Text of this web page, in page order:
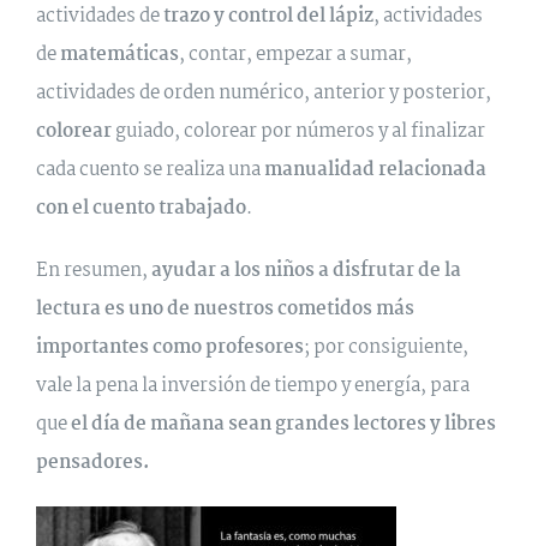
actividades detrazo y control del lápiz, actividades
dematemáticas, contar, empezar a sumar,
actividades de orden numérico, anterior y posterior,
colorearguiado, colorear por números y al finalizar
cada cuento se realiza unamanualidad relacionada
con el cuento trabajado.
En resumen,ayudar a los niños a disfrutar de la
lectura es uno de nuestros cometidos más
importantes como profesores; por consiguiente,
vale la pena la inversión de tiempo y energía, para
queel día de mañana sean grandes lectores y libres
pensadores.